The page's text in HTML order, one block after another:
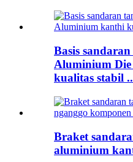
Basis
Aluminium
kualitas stabil
Braket
aluminium